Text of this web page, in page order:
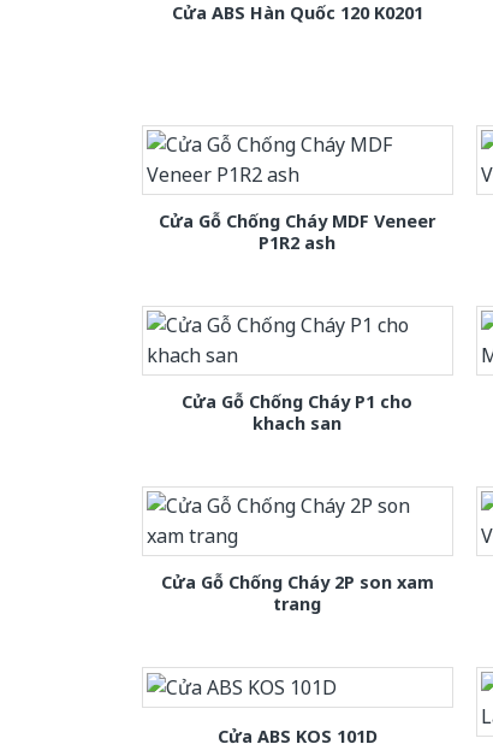
Cửa ABS Hàn Quốc 120 K0201
Cửa Gỗ Chống Cháy MDF Veneer
P1R2 ash
Cửa Gỗ Chống Cháy P1 cho
khach san
Cửa Gỗ Chống Cháy 2P son xam
trang
Cửa ABS KOS 101D